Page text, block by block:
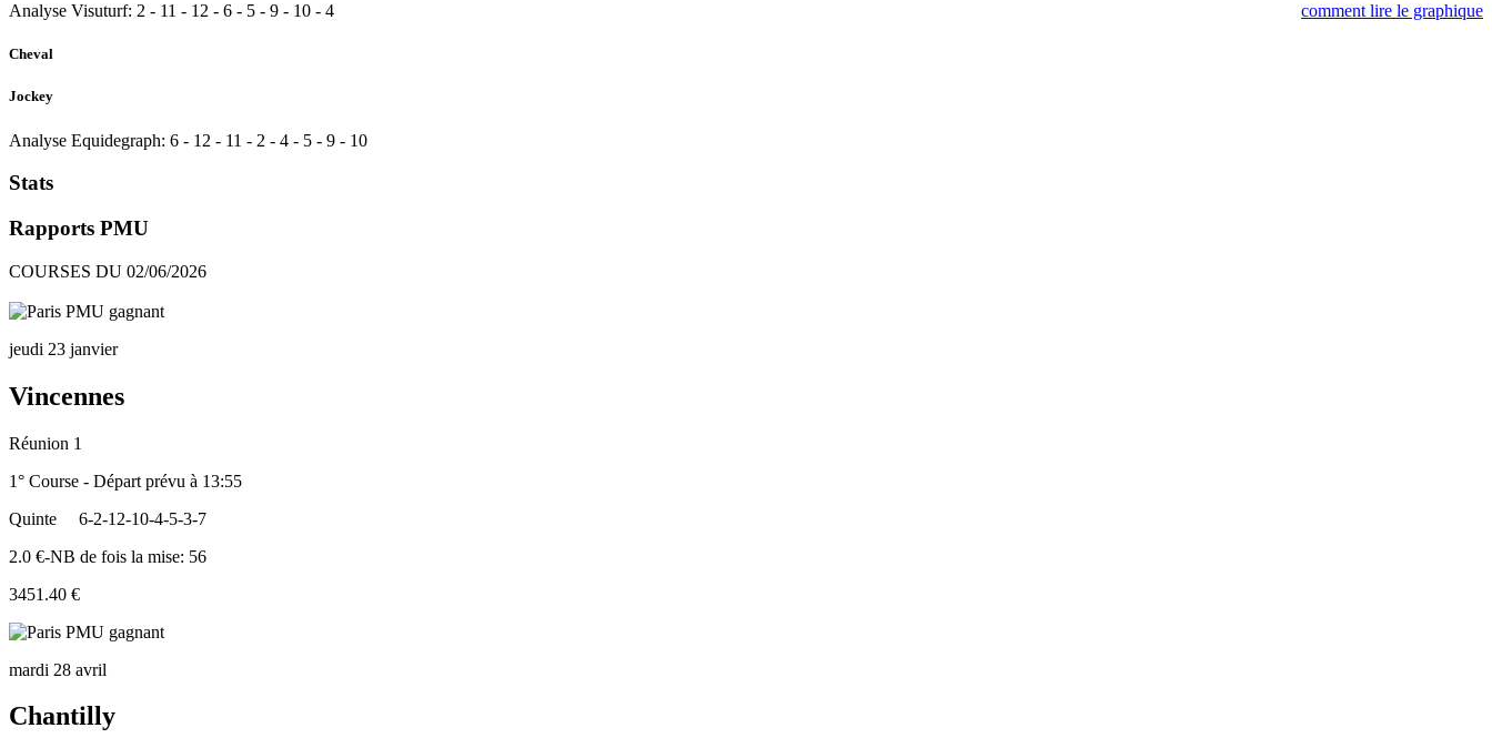
Analyse Visuturf: 2 - 11 - 12 - 6 - 5 - 9 - 10 - 4 comment lire le graphique
Cheval
Jockey
Analyse Equidegraph: 6 - 12 - 11 - 2 - 4 - 5 - 9 - 10
Stats
Rapports PMU
COURSES DU 02/06/2026
jeudi 23 janvier
Vincennes
Réunion 1
1° Course - Départ prévu à 13:55
Quinte
6-2-12-10-4-5-3-7
2.0 €-NB de fois la mise: 56
3451.40 €
mardi 28 avril
Chantilly